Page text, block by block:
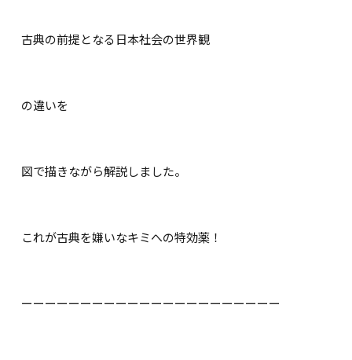
古典の前提となる日本社会の世界観
の違いを
図で描きながら解説しました。
これが古典を嫌いなキミへの特効薬！
ーーーーーーーーーーーーーーーーーーーーーー